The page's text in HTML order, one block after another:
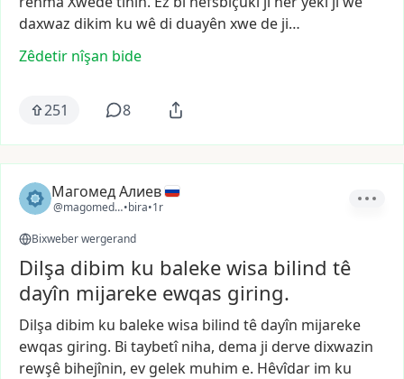
daxwaz dikim ku wê di duayên xwe de ji…
Zêdetir nîşan bide
251 8
Магомед Алиев
@magomed_0510
•bira•1r
Bixweber wergerand
Dilşa dibim ku baleke wisa bilind tê
dayîn mijareke ewqas giring.
Dilşa dibim ku balekewisa bilind tê dayîn mijareke
ewqas giring. Bi taybetî niha, dema ji derve dixwazin
rewşê bihejînin, ev gelek muhim e. Hêvîdar im ku